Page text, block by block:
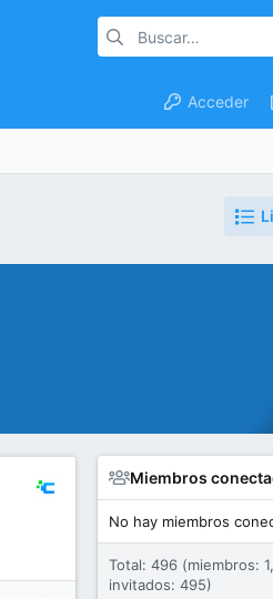
Acceder
Miembros
No hay miembros
Total: 496 (miembros: 1,
invitados: 495)